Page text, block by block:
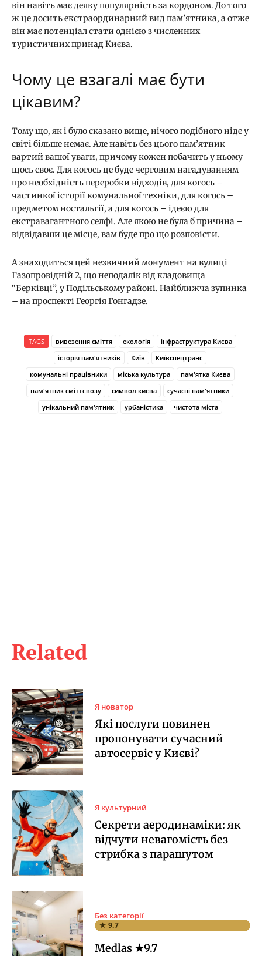
Related
Я новатор
Які послуги повинен
пропонувати сучасний
автосервіс у Києві?
Я культурний
Секрети аеродинаміки: як
відчути невагомість без
стрибка з парашутом
Без категорії
★ 9.7
Medlas ★9.7
він навіть має деяку популярність за кордоном. До того
ж це досить екстраординарний вид пам’ятника, а отже
він має потенціал стати однією з численних
туристичних принад Києва.
Чому це взагалі має бути
цікавим?
Тому що, як і було сказано вище, нічого подібного ніде у
світі більше немає. Але навіть без цього пам’ятник
вартий вашої уваги, причому кожен побачить у ньому
щось своє. Для когось це буде черговим нагадуванням
про необхідність переробки відходів, для когось –
частинкої історії комунальної техніки, для когось –
предметом ностальгії, а для когось – ідеєю для
екстравагантного селфі. Але якою не була б причина –
відвідавши це місце, вам буде про що розповісти.
А знаходиться цей незвичний монумент на вулиці
Газопровідній 2, що неподалік від кладовища
“Берківці”, у Подільському районі. Найближча зупинка
– на проспекті Георгія Гонгадзе.
TAGS вивезення сміття екологія
інфраструктура Києва
історія пам'ятників
Київ
Київспецтранс
комунальні працівники
міська культура
пам'ятка Києва
пам'ятник сміттєвозу
символ києва
сучасні пам'ятники
унікальний пам'ятник
урбаністика чистота міста